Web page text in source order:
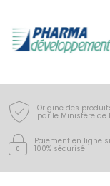
Origine des
par le Ministère de
Paiement en ligne
100% sécurisé